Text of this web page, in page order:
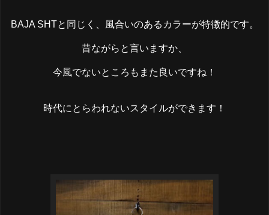
BAJA SHTと同じく、風合いのあるカラーが特徴的です。
昔ながらと言いますか、
今風でないところもまた良いですね！
時代にとらわれないスタイルができます！